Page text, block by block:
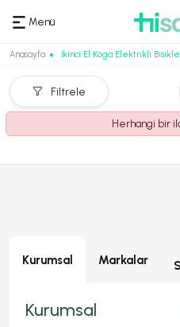
Menü
Anasayfa İkinci El Koga Elektrikli
Filtrele
Herhangi bir
Kurumsal Markalar
Kurumsal